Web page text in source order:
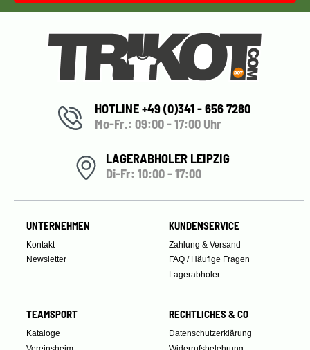
HOTLINE +49 (0)341 - 656 7280
Mo-Fr.: 09:00 - 17:00 Uhr
LAGERABHOLER LEIPZIG
Di-Fr: 10:00 - 17:00
UNTERNEHMEN
Kontakt
Newsletter
KUNDENSERVICE
Zahlung & Versand
FAQ / Häufige Fragen
Lagerabholer
TEAMSPORT
Kataloge
RECHTLICHES & CO
Datenschutzerklärung